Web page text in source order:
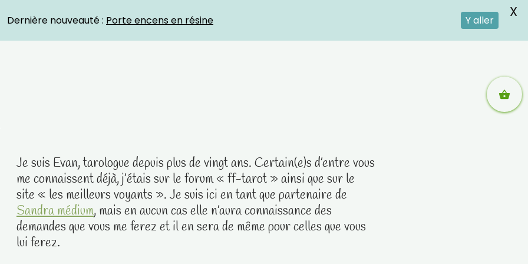
Je suis Evan, tarologue depuis plus de vingt ans. Certain(e)s d’entre vous
me connaissent déjà, j’étais sur le forum « ff-tarot » ainsi que sur le
site « les meilleurs voyants ». Je suis ici en tant que partenaire de
Sandra médium, mais en aucun cas elle n’aura connaissance des
demandes que vous me ferez et il en sera de même pour celles que vous
lui ferez. ​
Dernière nouveauté : Porte encens en résine Y aller
X
Crystal Energies